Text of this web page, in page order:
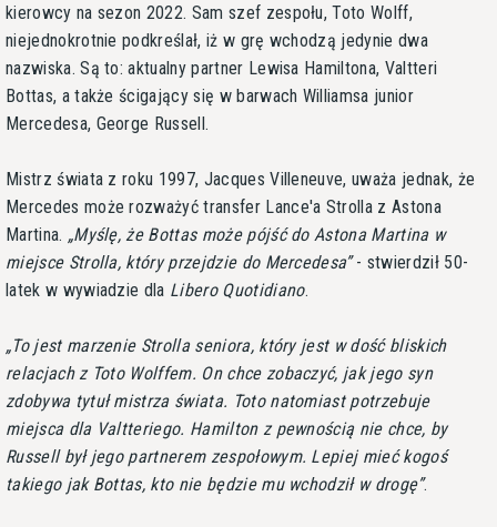
kierowcy na sezon 2022. Sam szef zespołu, Toto Wolff,
niejednokrotnie podkreślał, iż w grę wchodzą jedynie dwa
nazwiska. Są to: aktualny partner Lewisa Hamiltona, Valtteri
Bottas, a także ścigający się w barwach Williamsa junior
Mercedesa, George Russell.
Mistrz świata z roku 1997, Jacques Villeneuve, uważa jednak, że
Mercedes może rozważyć transfer Lance'a Strolla z Astona
Martina.
Myślę, że Bottas może pójść do Astona Martina w
miejsce Strolla, który przejdzie do Mercedesa - stwierdził 50-
latek w wywiadzie dla Libero Quotidiano.
To jest marzenie Strolla seniora, który jest w dość bliskich
relacjach z Toto Wolffem. On chce zobaczyć, jak jego syn
zdobywa tytuł mistrza świata. Toto natomiast potrzebuje
miejsca dla Valtteriego. Hamilton z pewnością nie chce, by
Russell był jego partnerem zespołowym. Lepiej mieć kogoś
takiego jak Bottas, kto nie będzie mu wchodził w drogę .